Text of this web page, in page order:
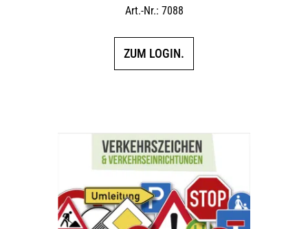
Art.-Nr.: 7088
ZUM LOGIN.